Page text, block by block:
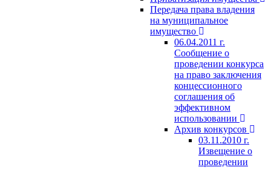
Передача права владения
на муниципальное
имущество
06.04.2011 г.
Сообщение о
проведении конкурса
на право заключения
концессионного
соглашения об
эффективном
использовании
Архив конкурсов
03.11.2010 г.
Извещение о
проведении